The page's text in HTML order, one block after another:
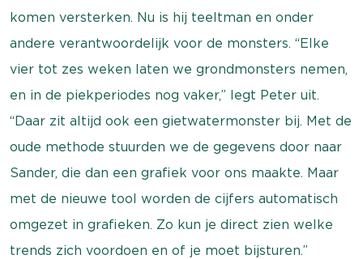
komen versterken. Nu is hij teeltman en onder
andere verantwoordelijk voor de monsters. “Elke
vier tot zes weken laten we grondmonsters nemen,
en in de piekperiodes nog vaker,” legt Peter uit.
“Daar zit altijd ook een gietwatermonster bij. Met de
oude methode stuurden we de gegevens door naar
Sander, die dan een grafiek voor ons maakte. Maar
met de nieuwe tool worden de cijfers automatisch
omgezet in grafieken. Zo kun je direct zien welke
trends zich voordoen en of je moet bijsturen.”